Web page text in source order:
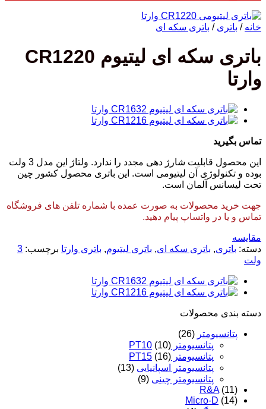
خانه / باتری / باتری سکه ای
باتری سکه ای لیتیوم CR1220
وارتا
تماس بگیرید
این محصول قابلیت شارژ دهی مجدد را ندارد. ولتاژ این مدل 3 ولت
بوده و تکنولوژی آن لیتیومی است. این باتری محصول کشور چین
تحت لیسانس آلمان است.
جهت خرید محصولات به صورت عمده با شماره تلفن های فروشگاه
تماس و یا در واتساپ پیام دهید.
مقایسه
دسته: باتری, باتری سکه ای, باتری لیتیوم, باتری وارتا برچسب: 3
ولت
دسته‌ بندی محصولات
پتانسیومتر (26)
پتانسیومتر PT10 (10)
پتانسیومتر PT15 (16)
پتانسیومتر اسپانیایی (13)
پتانسیومتر چینی (9)
R&A (11)
Micro-D (14)